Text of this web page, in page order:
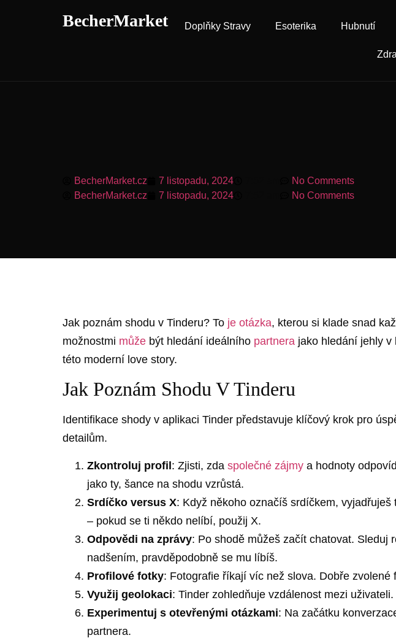
BecherMarket Doplňky Stravy Esoterika Hubnutí
BecherMarket.cz 7 listopadu, 2024
No Comments
BecherMarket.cz
7 listopadu, 2024 No Comments
Jak poznám shodu v Tinderu? To je otázka, kterou si klade snad
možnostmi může být hledání ideálního partnera jako hledání jehly v
této moderní love story.
Jak Poznám Shodu V Tinderu
Identifikace shody v aplikaci Tinder představuje klíčový krok pro
detailům.
Zkontroluj profil: Zjisti, zda společné zájmy a hodnoty
jako ty, šance na shodu vzrůstá.
Srdíčko versus X: Když někoho označíš srdíčkem,
– pokud se ti někdo nelíbí, použij X.
Odpovědi na zprávy: Po shodě můžeš začít chatovat. Sleduj
nadšením, pravděpodobně se mu líbíš.
Profilové fotky: Fotografie říkají víc než slova. Dobře
Využij geolokaci: Tinder zohledňuje vzdálenost mezi
Experimentuj s otevřenými otázkami: Na začátku
partnera.